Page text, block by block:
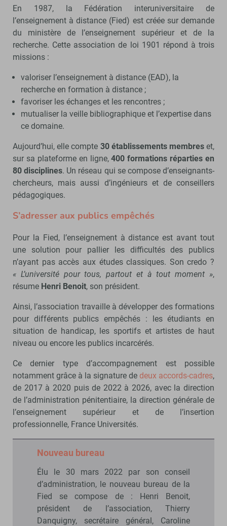
En 1987, la Fédération interuniversitaire de
l’enseignement à distance (Fied) est créée sur demande
du ministère de l’enseignement supérieur et de la
recherche. Cette association de loi 1901 répond à trois
missions :
valoriser l’enseignement à distance (EAD), la
recherche en formation à distance ;
favoriser les échanges et les rencontres ;
mutualiser la veille bibliographique et l’expertise dans
ce domaine.
Aujourd’hui, elle compte 30 établissements membreset,
sur sa plateforme en ligne,400 formations réparties en
80 disciplines. Un réseau qui se compose d’enseignants-
chercheurs, mais aussi d’ingénieurs et de conseillers
pédagogiques.
S’adresser aux publics empêchés
Pour la Fied, l’enseignement à distance est avant tout
une solution pour pallier les difficultés des publics
n’ayant pas accès aux études classiques. Son credo ?
« L’université pour tous, partout et à tout moment »,
résume Henri Benoit, son président.
Ainsi, l’association travaille à développer des formations
pour différents publics empêchés : les étudiants en
situation de handicap, les sportifs et artistes de haut
niveau ou encore les publics incarcérés.
Ce dernier type d’accompagnement est possible
notamment grâce à la signature de deux accords-cadres,
de 2017 à 2020 puis de 2022 à 2026, avec la direction
de l’administration pénitentiaire, la direction générale de
l’enseignement supérieur et de l’insertion
professionnelle, France Universités.
Nouveau bureau
Élu le 30 mars 2022 par son conseil
d’administration, le nouveau bureau de la
Fied se compose de : Henri Benoit,
président de l’association, Thierry
Danquigny, secrétaire général, Caroline